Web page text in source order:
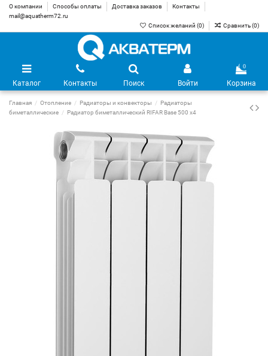
О компании Способы оплаты Доставка заказов
Контакты
mail@aquatherm72.ru
Список желаний (0) Сравнить (0)
Каталог Контакты Поиск Войти
0
Корзина
Главная Отопление Радиаторы и конвекторы
Радиаторы
биметаллические
Радиатор биметаллический RIFAR Base 500 х4